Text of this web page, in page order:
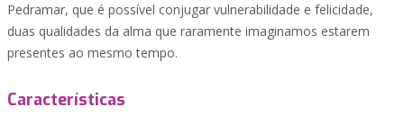
Pedramar, que é possível conjugar vulnerabilidade e felicidade,
duas qualidades da alma que raramente imaginamos estarem
presentes ao mesmo tempo.
Características